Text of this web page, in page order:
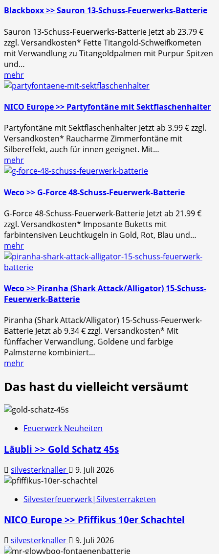
Blackboxx >> Sauron 13-Schuss-Feuerwerks-Batterie
Sauron 13-Schuss-Feuerwerks-Batterie Jetzt ab 23.79 €
zzgl. Versandkosten* Fette Titangold-Schweifkometen
mit Verwandlung zu Titangoldpalmen mit Purpur Spitzen
und…
mehr
NICO Europe >> Partyfontäne mit Sektflaschenhalter
Partyfontäne mit Sektflaschenhalter Jetzt ab 3.99 € zzgl.
Versandkosten* Raucharme Zimmerfontäne mit
Silbereffekt, auch für innen geeignet. Mit…
mehr
Weco >> G-Force 48-Schuss-Feuerwerk-Batterie
G-Force 48-Schuss-Feuerwerk-Batterie Jetzt ab 21.99 €
zzgl. Versandkosten* Imposante Buketts mit
farbintensiven Leuchtkugeln in Gold, Rot, Blau und…
mehr
Weco >> Piranha (Shark Attack/Alligator) 15-Schuss-
Feuerwerk-Batterie
Piranha (Shark Attack/Alligator) 15-Schuss-Feuerwerk-
Batterie Jetzt ab 9.34 € zzgl. Versandkosten* Mit
fünffacher Verwandlung. Goldene und farbige
Palmsterne kombiniert…
mehr
Das hast du vielleicht versäumt
Feuerwerk Neuheiten
Läubli >> Gold Schatz 45s
silvesterknaller 9. Juli 2026
Silvesterfeuerwerk|Silvesterraketen
NICO Europe >> Pfiffikus 10er Schachtel
silvesterknaller 9. Juli 2026